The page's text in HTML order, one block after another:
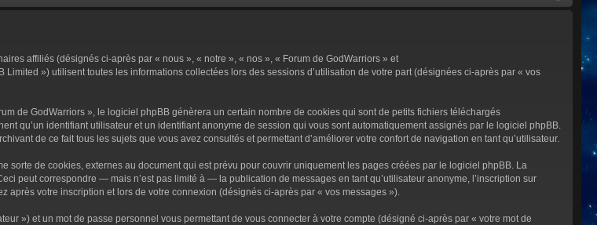
affiliés (désignés ci-après par « nous », « notre », « nos », « Forum de GodWarriors » et
») utilisent toutes les informations collectées lors des sessions d’utilisation de votre part (désignées ci-après par « vos
de GodWarriors », le logiciel phpBB génèrera un certain nombre de cookies qui sont de petits fichiers téléchargés
qu’un identifiant utilisateur et un identifiant anonyme de session qui vous sont automatiquement assignés par le logiciel phpBB.
de ce fait tous les sujets que vous avez consultés et permettant d’améliorer votre confort de navigation en tant qu’utilisateur.
de cookies, externes au document qui est prévu pour couvrir uniquement les pages créées par le logiciel phpBB. La
peut correspondre — mais n’est pas limité à — la publication de messages en tant qu’utilisateur anonyme, l’inscription sur
votre inscription et lors de votre connexion (désignés ci-après par « vos messages »).
») et un mot de passe personnel vous permettant de vous connecter à votre compte (désigné ci-après par « votre mot de